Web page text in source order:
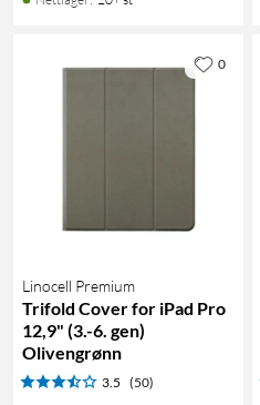
Linocell Premium
Trifold Cover for iPad Pro
12,9" (3.-6. gen)
Olivengrønn
3.5 (50)
0